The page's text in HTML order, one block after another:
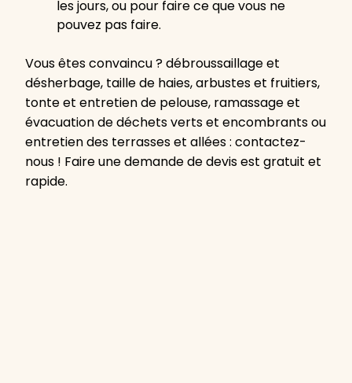
les jours, ou pour faire ce que vous ne
pouvez pas faire.
Vous êtes convaincu ? débroussaillage et
désherbage, taille de haies, arbustes et fruitiers,
tonte et entretien de pelouse, ramassage et
évacuation de déchets verts et encombrants ou
entretien des terrasses et allées : contactez-
nous ! Faire une demande de devis est gratuit et
rapide.